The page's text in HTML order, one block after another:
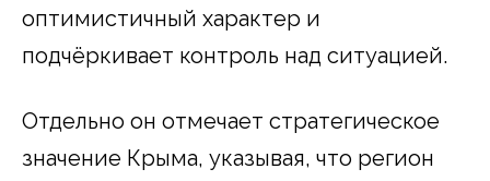
оптимистичный характер и
подчёркивает контроль над ситуацией.
Отдельно он отмечает стратегическое
значение Крыма, указывая, что регион